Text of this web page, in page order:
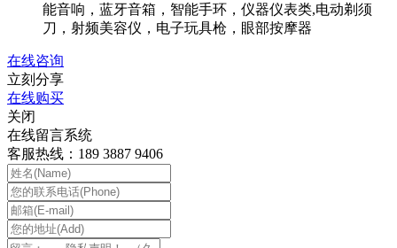
能音响，蓝牙音箱，智能手环，仪器仪表类,电动剃须
刀，射频美容仪，电子玩具枪，眼部按摩器
在线咨询
立刻分享
在线购买
关闭
在线留言系统
客服热线：189 3887 9406